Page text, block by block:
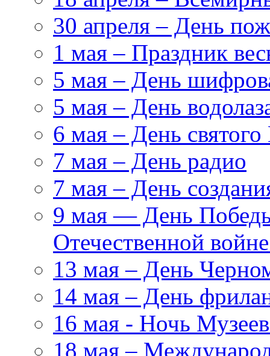
30 апреля – День
1 мая – Праздник
5 мая – День
5 мая – День
6 мая – День
7 мая – День радио
7 мая – День
9 мая — День Победы
Отечественной
13 мая – День
14 мая – День
16 мая - Ночь
18 мая –